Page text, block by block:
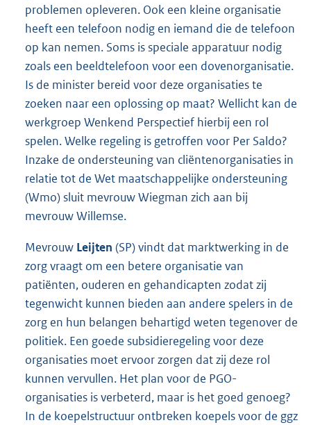
problemen opleveren. Ook een kleine organisatie
heeft een telefoon nodig en iemand die de telefoon
op kan nemen. Soms is speciale apparatuur nodig
zoals een beeldtelefoon voor een dovenorganisatie.
Is de minister bereid voor deze organisaties te
zoeken naar een oplossing op maat? Wellicht kan de
werkgroep Wenkend Perspectief hierbij een rol
spelen. Welke regeling is getroffen voor Per Saldo?
Inzake de ondersteuning van cliëntenorganisaties in
relatie tot de Wet maatschappelijke ondersteuning
(Wmo) sluit mevrouw Wiegman zich aan bij
mevrouw Willemse.
Mevrouw Leijten (SP) vindt dat marktwerking in de
zorg vraagt om een betere organisatie van
patiënten, ouderen en gehandicapten zodat zij
tegenwicht kunnen bieden aan andere spelers in de
zorg en hun belangen behartigd weten tegenover de
politiek. Een goede subsidieregeling voor deze
organisaties moet ervoor zorgen dat zij deze rol
kunnen vervullen. Het plan voor de PGO-
organisaties is verbeterd, maar is het goed genoeg?
In de koepelstructuur ontbreken koepels voor de ggz